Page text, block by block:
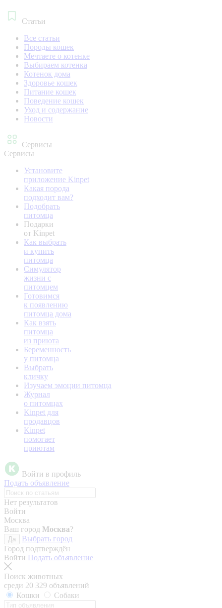
Статьи
Все статьи
Породы кошек
Мечтаете о котенке
Выбираем котенка
Котенок дома
Здоровье кошек
Питание кошек
Поведение кошек
Уход и содержание
Новости
Сервисы
Сервисы
Установите
приложение Kinpet
Какая порода
подходит вам?
Подобрать
питомца
Подарки
от Kinpet
Как выбрать
и купить
питомца
Симулятор
жизни с
питомцем
Готовимся
к появлению
питомца дома
Как взять
питомца
из приюта
Беременность
у питомца
Выбрать
кличку
Изучаем эмоции питомца
Журнал
о питомцах
Kinpet для
продавцов
Kinpet
помогает
приютам
Войти в профиль
Подать объявление
Нет результатов
Войти
Москва
Ваш город Москва?
Да
Выбрать город
Город подтверждён
Войти Подать объявление
Поиск животных
среди 20 329 объявлений
Кошки
Собаки